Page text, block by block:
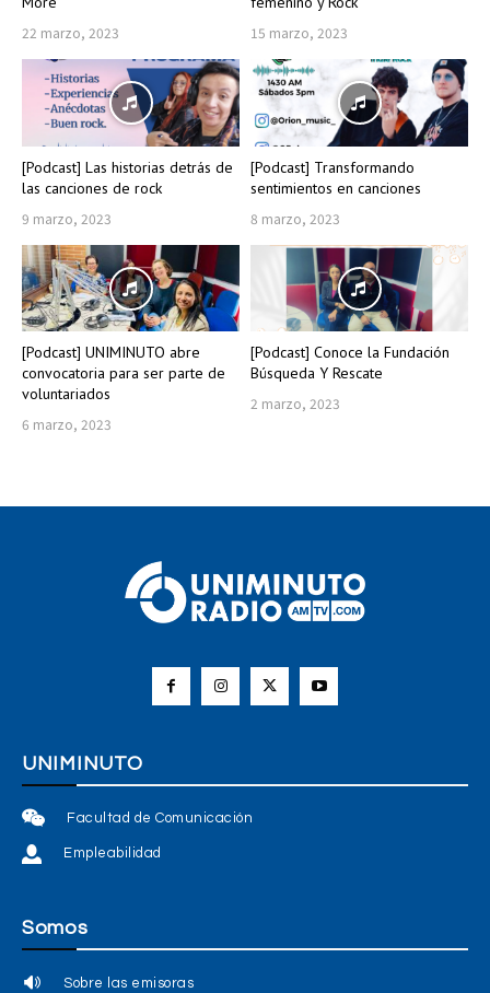
22 marzo, 2023 15 marzo, 2023
[Podcast] Las historias detrás de
las canciones de rock
9 marzo, 2023
[Podcast] Transformando
sentimientos en canciones
8 marzo, 2023
[Podcast] UNIMINUTO abre
convocatoria para ser parte de
voluntariados
6 marzo, 2023
[Podcast] Conoce la Fundación
Búsqueda Y Rescate
2 marzo, 2023
UNIMINUTO
Facultad de Comunicación
Empleabilidad
Somos
Sobre las emisoras